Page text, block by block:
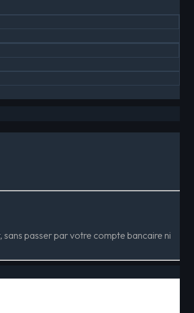
passer par votre compte bancaire ni